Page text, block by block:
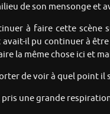
de son mensonge et
à faire cette scène
il pu continuer à
la même chose ici et
de voir à quel point il
pris une grande